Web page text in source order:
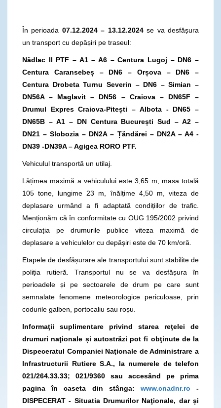
În perioada 07.12.2024 – 13.12.2024se va desfășura
un transport cu depășiri pe traseul:
Nădlac II PTF – A1 – A6 – Centura Lugoj – DN6 –
Centura Caransebeș – DN6 – Orșova – DN6 –
Centura Drobeta Turnu Severin – DN6 – Simian –
DN56A – Maglavit – DN56 – Craiova – DN65F –
Drumul Expres Craiova-Pitești – Albota - DN65 –
DN65B – A1 – DN Centura București Sud – A2 –
DN21 – Slobozia – DN2A – Țăndărei – DN2A – A4 -
DN39 -DN39A – Agigea RORO PTF.
Vehiculul transportă un utilaj.
Lățimea maximă a vehiculului este 3,65 m, masa totală
105 tone, lungime 23 m, înălțime 4,50 m, viteza de
deplasare urmând a fi adaptată condițiilor de trafic.
Menționăm că în conformitate cu OUG 195/2002 privind
circulația pe drumurile publice viteza maximă de
deplasare a vehiculelor cu depășiri este de 70 km/oră.
Etapele de desfășurare ale transportului sunt stabilite de
poliția rutieră. Transportul nu se va desfășura în
perioadele și pe sectoarele de drum pe care sunt
semnalate fenomene meteorologice periculoase, prin
codurile galben, portocaliu sau roșu.
Informaţii suplimentare privind starea reţelei de
drumuri naţionale și autostrăzi pot fi obţinute de la
Dispeceratul Companiei Naţionale de Administrare a
Infrastructurii Rutiere S.A., la numerele de telefon
021/264.33.33; 021/9360 sau accesând pe prima
pagina în caseta din stânga: www.cnadnr.ro -
DISPECERAT - Situatia Drumurilor Naţionale, dar și